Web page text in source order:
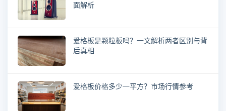
面解析
爱格板是颗粒板吗？一文解析两者区别与背
后真相
爱格板价格多少一平方？市场行情参考